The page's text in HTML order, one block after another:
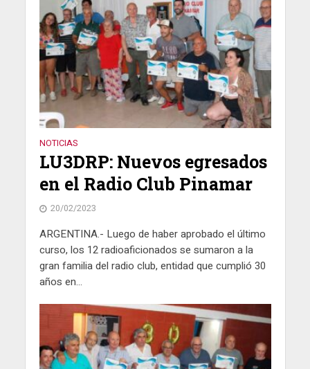
NOTICIAS
LU3DRP: Nuevos egresados
en el Radio Club Pinamar
20/02/2023
ARGENTINA.- Luego de haber aprobado el último
curso, los 12 radioaficionados se sumaron a la
gran familia del radio club, entidad que cumplió 30
años en...